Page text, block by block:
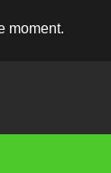
moment.